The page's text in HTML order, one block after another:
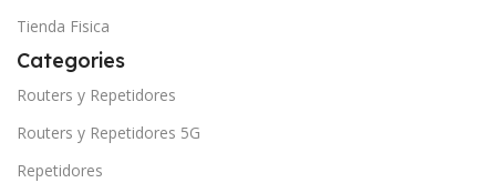
Tienda Fisica
Categories
Routers y Repetidores
Routers y Repetidores 5G
Repetidores